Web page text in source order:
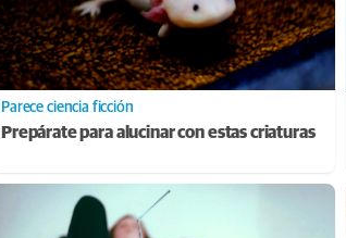
Parece ciencia ficción
Prepárate para alucinar con estas criaturas